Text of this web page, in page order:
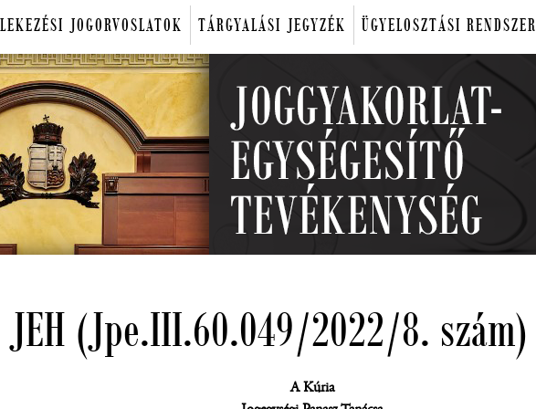
JOGORVOSLATOK TÁRGYALÁSI JEGYZÉK ÜGYELOSZTÁSI RENDSZER
(Jpe.III.60.049/2022/8. szám)
A Kúria